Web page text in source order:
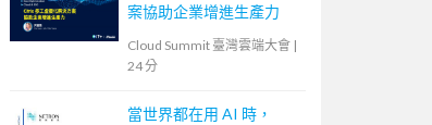
案協助企業增進生產力
Cloud Summit 臺灣雲端大會 |
24 分
當世界都在用 AI 時，